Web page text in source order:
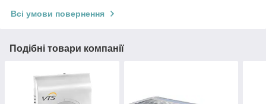
Всі умови повернення
Подібні товари компанії